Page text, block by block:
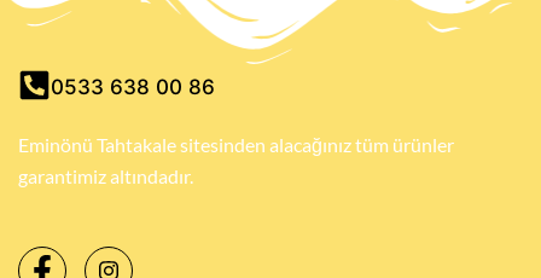
0533 638 00 86
Eminönü Tahtakale sitesinden alacağınız tüm ürünler
garantimiz altındadır.